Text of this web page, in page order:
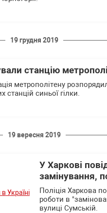
19 грудня 2019
станцію
метрополітену
станцій синьої гілки.
19 вересня 2019
У Харкові
замінування,
Поліція Харкова
роботи в
вулиці Сумській.